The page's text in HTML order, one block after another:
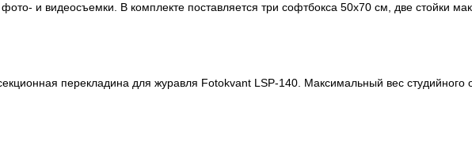
и видеосъемки. В комплекте поставляется три софтбокса 50х70 см, две стойки
перекладина для журавля Fotokvant LSP-140. Максимальный вес студийного